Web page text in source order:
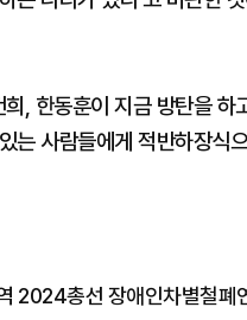
, 한동훈이 지금 방탄을 하
는 사람들에게 적반하장식
2024총선 장애인차별철폐